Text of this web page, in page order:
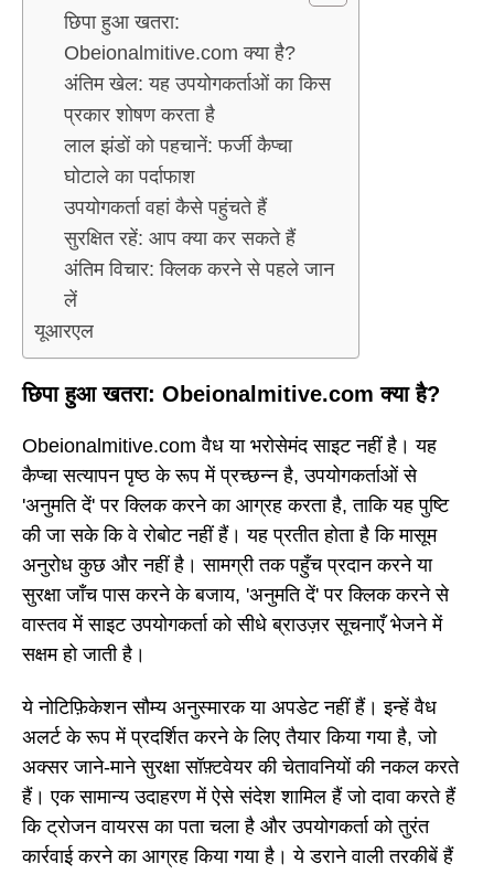
छिपा हुआ खतरा:
Obeionalmitive.com क्या है?
अंतिम खेल: यह उपयोगकर्ताओं का किस
प्रकार शोषण करता है
लाल झंडों को पहचानें: फर्जी कैप्चा
घोटाले का पर्दाफाश
उपयोगकर्ता वहां कैसे पहुंचते हैं
सुरक्षित रहें: आप क्या कर सकते हैं
अंतिम विचार: क्लिक करने से पहले जान
लें
यूआरएल
छिपा हुआ खतरा: Obeionalmitive.com क्या है?
Obeionalmitive.com वैध या भरोसेमंद साइट नहीं है। यह
कैप्चा सत्यापन पृष्ठ के रूप में प्रच्छन्न है, उपयोगकर्ताओं से
'अनुमति दें' पर क्लिक करने का आग्रह करता है, ताकि यह पुष्टि
की जा सके कि वे रोबोट नहीं हैं। यह प्रतीत होता है कि मासूम
अनुरोध कुछ और नहीं है। सामग्री तक पहुँच प्रदान करने या
सुरक्षा जाँच पास करने के बजाय, 'अनुमति दें' पर क्लिक करने से
वास्तव में साइट उपयोगकर्ता को सीधे ब्राउज़र सूचनाएँ भेजने में
सक्षम हो जाती है।
ये नोटिफ़िकेशन सौम्य अनुस्मारक या अपडेट नहीं हैं। इन्हें वैध
अलर्ट के रूप में प्रदर्शित करने के लिए तैयार किया गया है, जो
अक्सर जाने-माने सुरक्षा सॉफ़्टवेयर की चेतावनियों की नकल करते
हैं। एक सामान्य उदाहरण में ऐसे संदेश शामिल हैं जो दावा करते हैं
कि ट्रोजन वायरस का पता चला है और उपयोगकर्ता को तुरंत
कार्रवाई करने का आग्रह किया गया है। ये डराने वाली तरकीबें हैं